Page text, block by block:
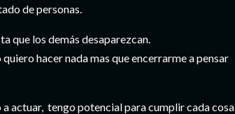
de personas.
que los demás desaparezcan.
hacer nada mas que encerrarme a pensar
a actuar, tengo potencial para cumplir cada cosa